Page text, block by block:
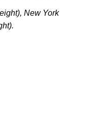
New York